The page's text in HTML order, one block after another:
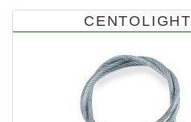
CENTOLIGHT